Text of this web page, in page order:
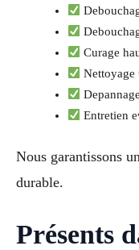
Curage
Nettoyage
Entretien
Nous garantissons
durable.
Présents